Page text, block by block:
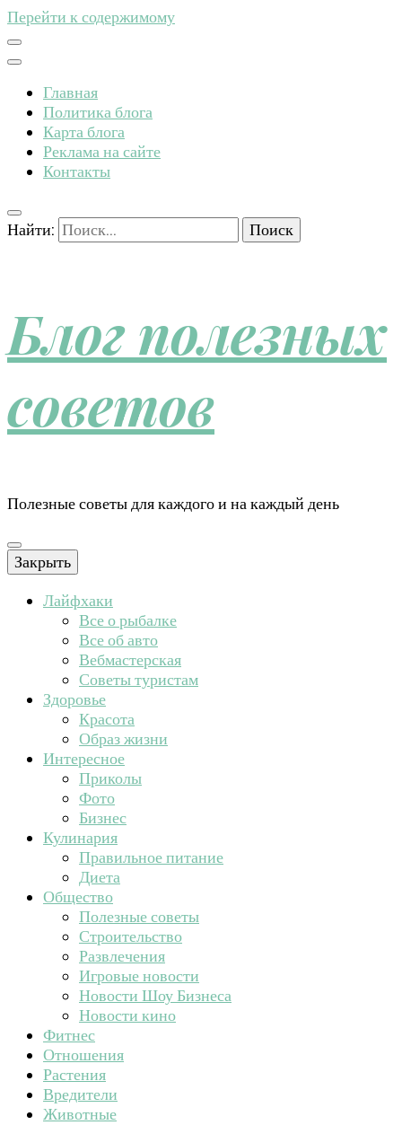
Перейти к содержимому
Главная
Политика блога
Карта блога
Реклама на сайте
Контакты
Найти:
Блог полезных
советов
Полезные советы для каждого и на каждый день
Закрыть
Лайфхаки
Все о рыбалке
Все об авто
Вебмастерская
Советы туристам
Здоровье
Красота
Образ жизни
Интересное
Приколы
Фото
Бизнес
Кулинария
Правильное питание
Диета
Общество
Полезные советы
Строительство
Развлечения
Игровые новости
Новости Шоу Бизнеса
Новости кино
Фитнес
Отношения
Растения
Вредители
Животные